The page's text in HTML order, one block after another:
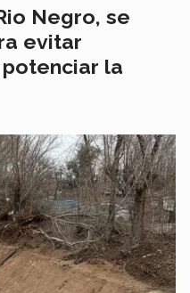
Negro, se
evitar
la